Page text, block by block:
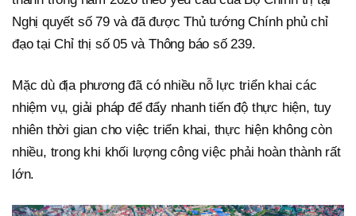
Nghị quyết số 79 và đã được Thủ tướng Chính phủ chỉ
đạo tại Chỉ thị số 05 và Thông báo số 239.
Mặc dù địa phương đã có nhiều nỗ lực triển khai các
nhiệm vụ, giải pháp để đẩy nhanh tiến độ thực hiện, tuy
nhiên thời gian cho việc triển khai, thực hiện không còn
nhiều, trong khi khối lượng công việc phải hoàn thành rất
lớn.